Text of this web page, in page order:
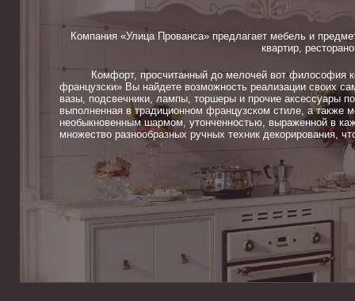
Компания «Улица Прованса» предлагает мебель и
квартир,
Комфорт, просчитанный до мелочей вот философия
французски» Вы найдете возможность реализации своих
вазы, подсвечники, лампы, торшеры и прочие аксессуары
выполненная в традиционном французском стиле, а также
необыкновенным шармом, утонченностью, выраженной в
множество разнообразных ручных техник декорирования,